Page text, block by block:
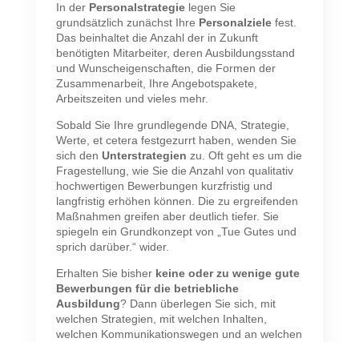
In der Personalstrategielegen Sie
grundsätzlich zunächst Ihre Personalzielefest.
Das beinhaltet die Anzahl der in Zukunft
benötigten Mitarbeiter, deren Ausbildungsstand
und Wunscheigenschaften, die Formen der
Zusammenarbeit, Ihre Angebotspakete,
Arbeitszeiten und vieles mehr.
Sobald Sie Ihre grundlegende DNA, Strategie,
Werte, et cetera festgezurrt haben, wenden Sie
sich den Unterstrategien zu. Oft geht es um die
Fragestellung, wie Sie die Anzahl von qualitativ
hochwertigen Bewerbungen kurzfristig und
langfristig erhöhen können. Die zu ergreifenden
Maßnahmen greifen aber deutlich tiefer. Sie
spiegeln ein Grundkonzept von „Tue Gutes und
sprich darüber.“ wider.
Erhalten Sie bisher keine oder zu wenige gute
Bewerbungen für die betriebliche
Ausbildung? Dann überlegen Sie sich, mit
welchen Strategien, mit welchen Inhalten,
welchen Kommunikationswegen und an welchen